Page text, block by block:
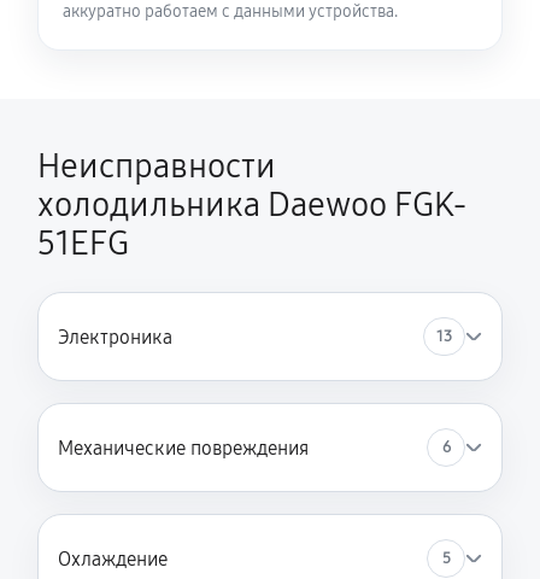
аккуратно работаем с данными устройства.
Неисправности
холодильника Daewoo FGK-
51EFG
Электроника 13
Механические повреждения 6
Охлаждение 5